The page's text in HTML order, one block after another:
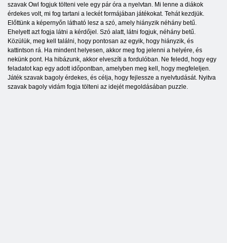
szavak Owl fogjuk tölteni vele egy pár óra a nyelvtan. Mi lenne a diákok
érdekes volt, mi fog tartani a leckét formájában játékokat. Tehát kezdjük.
Előttünk a képernyőn látható lesz a szó, amely hiányzik néhány betű.
Ehelyett azt fogja látni a kérdőjel. Szó alatt, látni fogjuk, néhány betű.
Közülük, meg kell találni, hogy pontosan az egyik, hogy hiányzik, és
kattintson rá. Ha mindent helyesen, akkor meg fog jelenni a helyére, és
nekünk pont. Ha hibázunk, akkor elveszíti a fordulóban. Ne feledd, hogy egy
feladatot kap egy adott időpontban, amelyben meg kell, hogy megfeleljen.
Játék szavak bagoly érdekes, és célja, hogy fejlessze a nyelvtudását. Nyitva
szavak bagoly vidám fogja tölteni az idejét megoldásában puzzle.